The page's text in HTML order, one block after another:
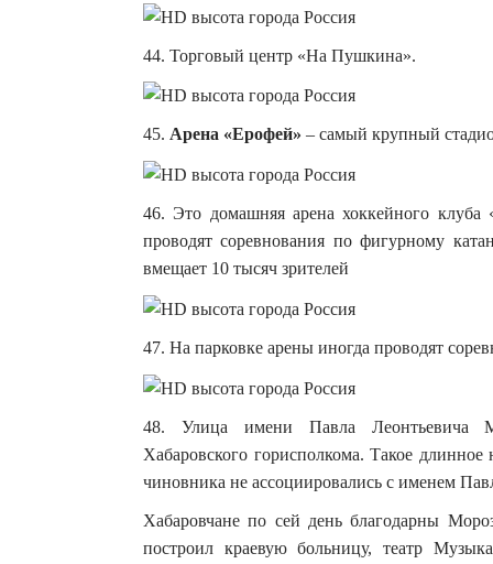
44. Торговый центр «На Пушкина».
45. Арена «Ерофей» – самый крупный
46. Это домашняя арена хоккейного
проводят соревнования по фигурному
вмещает 10 тысяч зрителей
47. На парковке арены иногда проводят
48. Улица имени Павла Леонтьевича
Хабаровского горисполкома. Такое
чиновника не ассоциировались с именем
Хабаровчане по сей день благодарны
построил краевую больницу, театр